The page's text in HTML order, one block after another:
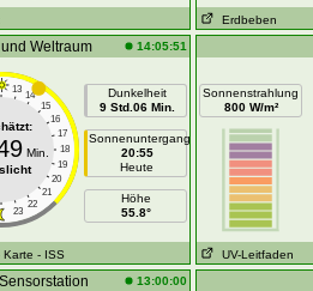
Erdbeben
Weltraum 14:05:51
13 14
15
16
17
18
19
20
21
22
23
Min.
Dunkelheit
9 Std.06 Min.
Sonnenuntergang
20:55
Heute
Höhe
55.8°
Karte - ISS
Sonnenstrahlung
800 W/m²
UV-Leitfaden
13:00:00